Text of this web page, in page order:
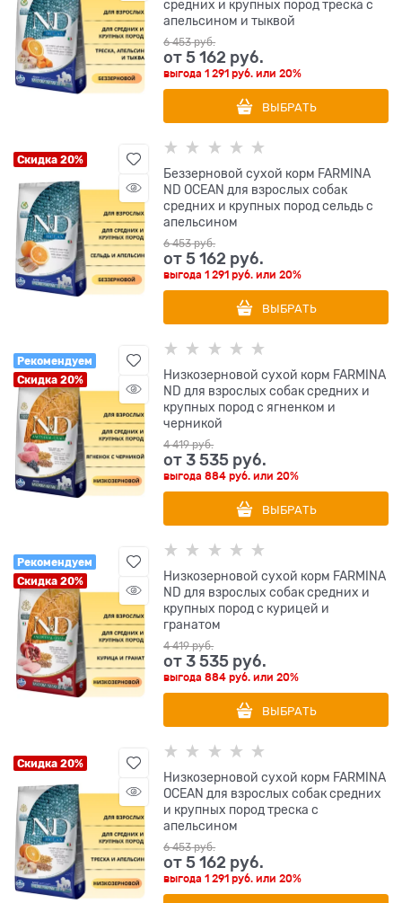
средних и крупных пород треска с
апельсином и тыквой
6 453 руб.
от5 162 руб.
выгода1 291 руб. или20%
ВЫБРАТЬ
Скидка 20%
Беззерновой cухой корм FARMINA
ND OCEAN для взрослых собак
средних и крупных пород сельдь с
апельсином
6 453 руб.
от5 162 руб.
выгода1 291 руб. или20%
ВЫБРАТЬ
Рекомендуем
Скидка 20%
Низкозерновой cухой корм FARMINA
ND для взрослых собак средних и
крупных пород с ягненком и
черникой
4 419 руб.
от3 535 руб.
выгода884 руб. или20%
ВЫБРАТЬ
Рекомендуем
Скидка 20%
Низкозерновой cухой корм FARMINA
ND для взрослых собак средних и
крупных пород с курицей и
гранатом
4 419 руб.
от3 535 руб.
выгода884 руб. или20%
ВЫБРАТЬ
Скидка 20%
Низкозерновой cухой корм FARMINA
OCEAN для взрослых собак средних
и крупных пород треска с
апельсином
6 453 руб.
от5 162 руб.
выгода1 291 руб. или20%